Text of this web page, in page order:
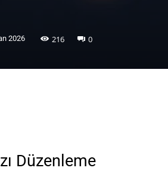
2026 216 0
Düzenleme